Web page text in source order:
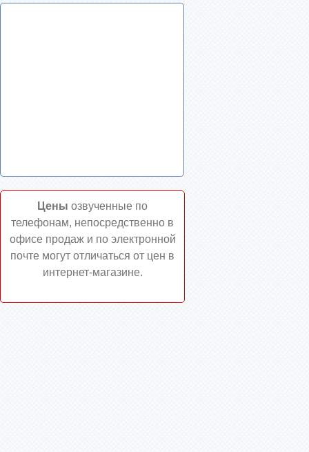
Цены озвученные по
телефонам, непосредственно в
офисе продаж и по электронной
почте могут отличаться от цен в
интернет-магазине.